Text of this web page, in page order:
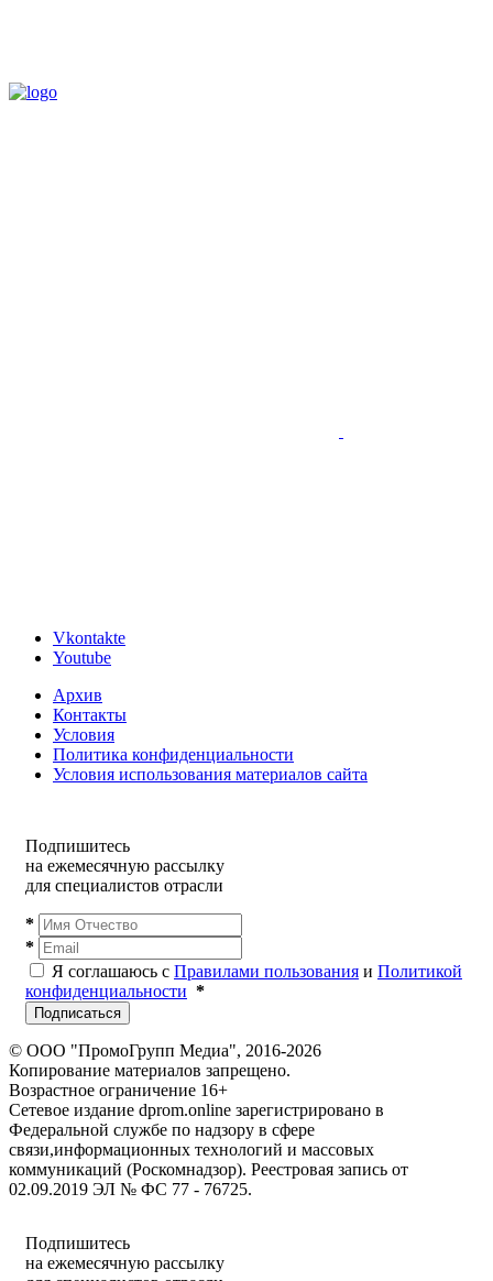
Vkontakte
Youtube
Архив
Контакты
Условия
Политика конфиденциальности
Условия использования материалов сайта
Подпишитесь
на ежемесячную рассылку
для специалистов отрасли
*
*
Я соглашаюсь с Правилами пользования и Политикой
конфиденциальности *
Подписаться
© ООО "ПромоГрупп Медиа", 2016-2026
Копирование материалов запрещено.
Возрастное ограничение 16+
Сетевое издание dprom.online зарегистрировано в
Федеральной службе по надзору в сфере
связи,информационных технологий и массовых
коммуникаций (Роскомнадзор). Реестровая запись от
02.09.2019 ЭЛ № ФС 77 - 76725.
Подпишитесь
на ежемесячную рассылку